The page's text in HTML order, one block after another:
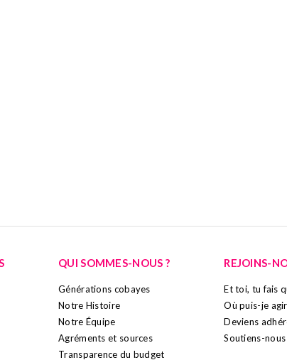
QUI SOMMES-NOUS ?
Générations cobayes
Notre Histoire
Notre Équipe
Agréments et sources
Transparence du budget
REJOINS-
Et toi, tu fais
Où puis-je
Deviens
Soutiens-nous